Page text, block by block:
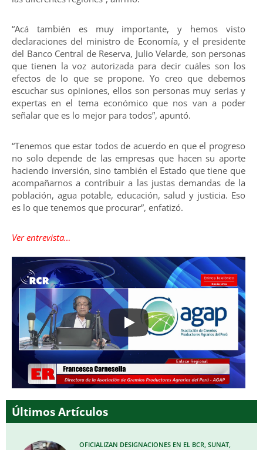
“Acá también es muy importante, y hemos visto
declaraciones del ministro de Economía, y el presidente
del Banco Central de Reserva, Julio Velarde, son personas
que tienen la voz autorizada para decir cuáles son los
efectos de lo que se propone. Yo creo que debemos
escuchar sus opiniones, ellos son personas muy serias y
expertas en el tema económico que nos van a poder
señalar que es lo mejor para todos”, apuntó.
“Tenemos que estar todos de acuerdo en que el progreso
no solo depende de las empresas que hacen su aporte
haciendo inversión, sino también el Estado que tiene que
acompañarnos a contribuir a las justas demandas de la
población, agua potable, educación, salud y justicia. Eso
es lo que tenemos que procurar”, enfatizó.
Ver entrevista…
Últimos Artículos
OFICIALIZAN DESIGNACIONES EN EL BCR, SUNAT,